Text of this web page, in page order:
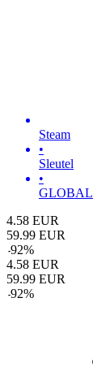
Steam
•
Sleutel
•
GLOBAL
4.58 EUR
59.99 EUR
-92%
4.58 EUR
59.99 EUR
-92%